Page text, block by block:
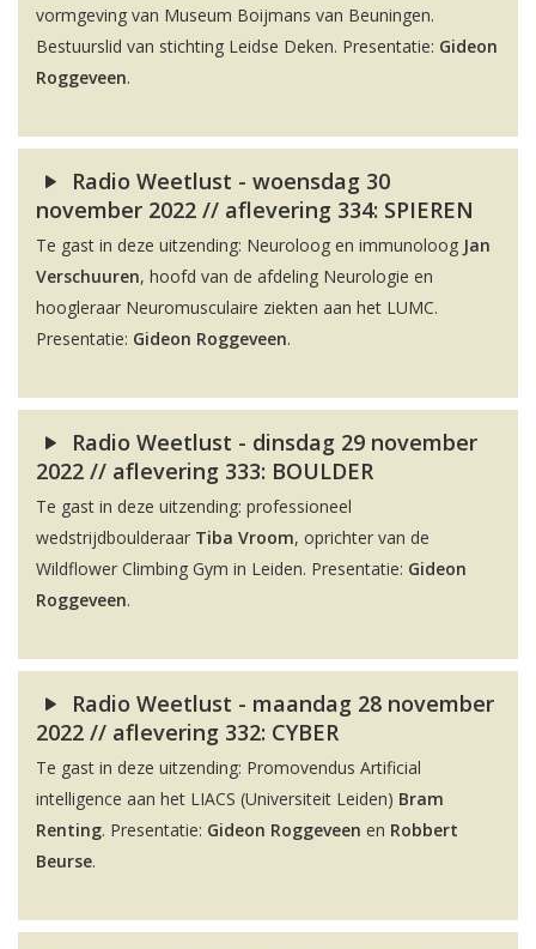
vormgeving van Museum Boijmans van Beuningen.
Bestuurslid van stichting Leidse Deken. Presentatie: Gideon
Roggeveen.
Radio Weetlust - woensdag 30
november 2022 // aflevering 334: SPIEREN
Te gast in deze uitzending: Neuroloog en immunoloog Jan
Verschuuren, hoofd van de afdeling Neurologie en
hoogleraar Neuromusculaire ziekten aan het LUMC.
Presentatie: Gideon Roggeveen.
Radio Weetlust - dinsdag 29 november
2022 // aflevering 333: BOULDER
Te gast in deze uitzending: professioneel
wedstrijdboulderaar Tiba Vroom, oprichter van de
Wildflower Climbing Gym in Leiden. Presentatie: Gideon
Roggeveen.
Radio Weetlust - maandag 28 november
2022 // aflevering 332: CYBER
Te gast in deze uitzending: Promovendus Artificial
intelligence aan het LIACS (Universiteit Leiden) Bram
Renting. Presentatie: Gideon Roggeveen en Robbert
Beurse.